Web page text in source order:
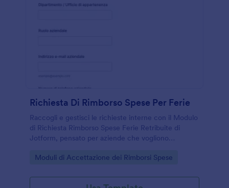
Richiesta Di Rimborso Spese Per Ferie
Raccogli e gestisci le richieste interne con il Modulo
di Richiesta Rimborso Spese Ferie Retribuite di
Jotform, pensato per aziende che vogliono
risposta del modulo.
Go to Category:
Moduli di Accettazione dei Rimborsi Spese